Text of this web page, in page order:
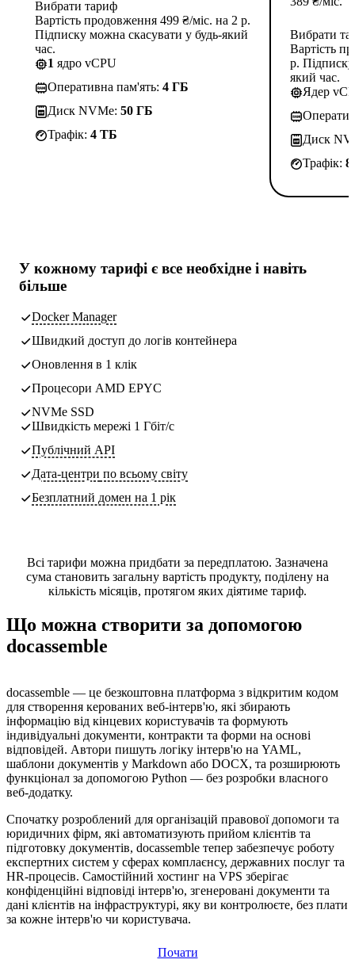
Вибрати тариф
Вартість продовження 499 ₴/міс. на 2 р.
Підписку можна скасувати у будь-який
час.
1 ядро vCPU
Оперативна пам'ять: 4 ГБ
Диск NVMe: 50 ГБ
Трафік: 4 TБ
Вибрати
Вартість
р.
який час.
Ядер
Диск
Трафік:
У кожному тарифі є все необхідне і навіть
більше
Docker Manager
Швидкий доступ до логів контейнера
Оновлення в 1 клік
Процесори AMD EPYC
NVMe SSD
Швидкість мережі 1 Гбіт/с
Публічний API
Дата-центри по всьому світу
Безплатний домен на 1 рік
Всі тарифи можна придбати за передплатою. Зазначена
сума становить загальну вартість продукту, поділену на
кількість місяців, протягом яких діятиме тариф.
Що можна створити за допомогою
docassemble
docassemble — це безкоштовна платформа з відкритим кодом
для створення керованих веб-інтерв'ю, які збирають
інформацію від кінцевих користувачів та формують
індивідуальні документи, контракти та форми на основі
відповідей. Автори пишуть логіку інтерв'ю на YAML,
шаблони документів у Markdown або DOCX, та розширюють
функціонал за допомогою Python — без розробки власного
веб-додатку.
Спочатку розроблений для організацій правової допомоги та
юридичних фірм, які автоматизують прийом клієнтів та
підготовку документів, docassemble тепер забезпечує роботу
експертних систем у сферах комплаєнсу, державних послуг та
HR-процесів. Самостійний хостинг на VPS зберігає
конфіденційні відповіді інтерв'ю, згенеровані документи та
дані клієнтів на інфраструктурі, яку ви контролюєте, без плати
за кожне інтерв'ю чи користувача.
Почати